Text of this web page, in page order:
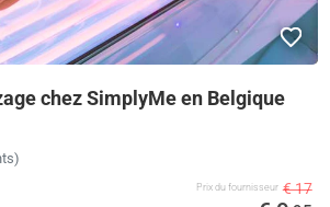
chez SimplyMe en Belgique
Prix ​​du fournisseur € 17